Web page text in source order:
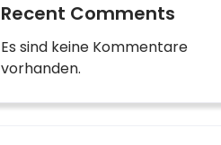
Recent Comments
Es sind keine Kommentare
vorhanden.